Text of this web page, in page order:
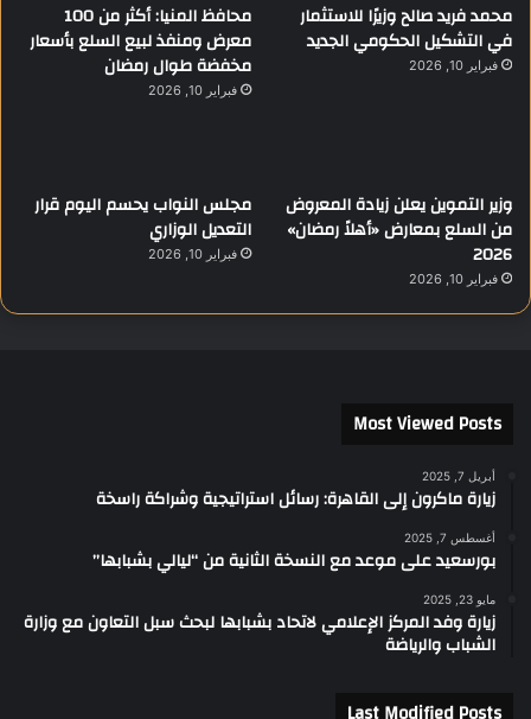
محمد فريد صالح وزيرًا للاستثمار
في التشكيل الحكومي الجديد
فبراير 10, 2026
محافظ المنيا: أكثر من 100
معرض ومنفذ لبيع السلع بأسعار
مخفضة طوال رمضان
فبراير 10, 2026
وزير التموين يعلن زيادة المعروض
من السلع بمعارض «أهلاً رمضان»
2026
فبراير 10, 2026
مجلس النواب يحسم اليوم قرار
التعديل الوزاري
فبراير 10, 2026
Most Viewed Posts
أبريل 7, 2025
زيارة ماكرون إلى القاهرة: رسائل استراتيجية وشراكة راسخة
أغسطس 7, 2025
بورسعيد على موعد مع النسخة الثانية من “ليالي بشبابها”
مايو 23, 2025
زيارة وفد المركز الإعلامي لاتحاد بشبابها لبحث سبل التعاون مع وزارة
الشباب والرياضة